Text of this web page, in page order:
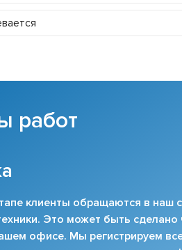
работ
клиенты обращаются в наш
Это может быть
офисе. Мы регистрируем